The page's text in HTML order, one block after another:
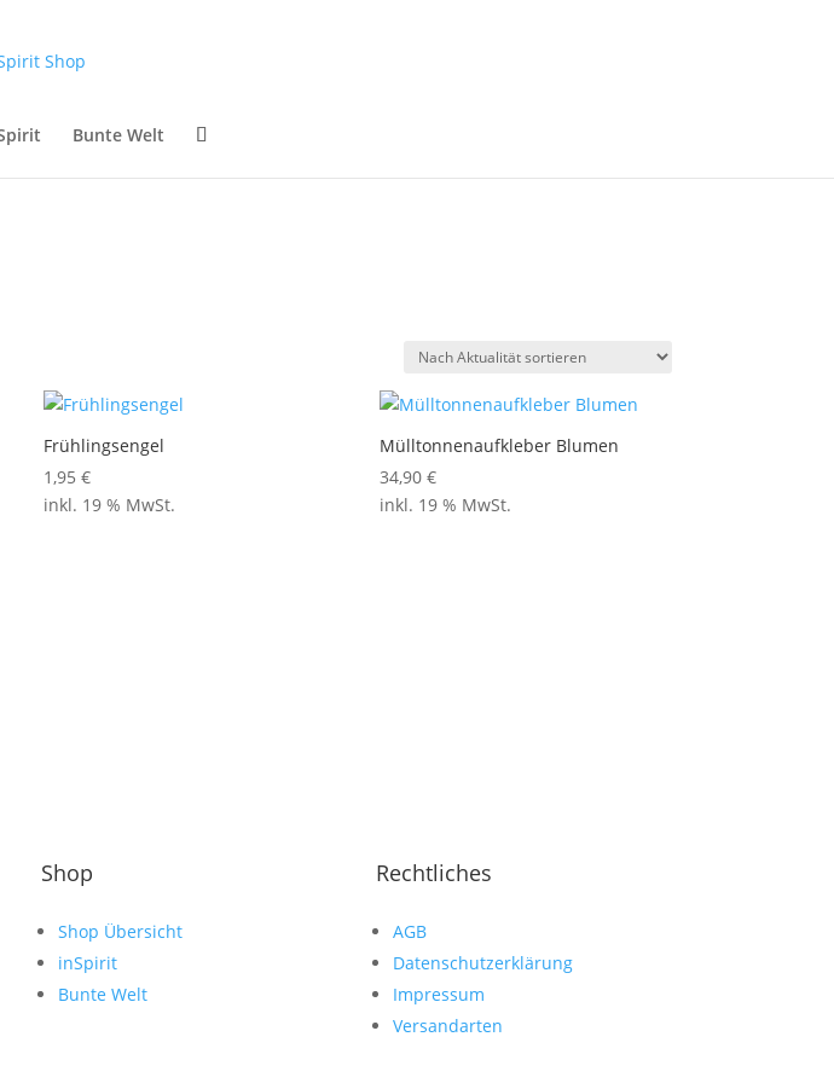
Bunte Welt
Frühlingsengel
1,95€
inkl. 19 % MwSt.
Mülltonnenaufkleber Blumen
34,90€
inkl. 19 % MwSt.
Shop
Shop Übersicht
inSpirit
Bunte Welt
Rechtliches
AGB
Datenschutzerklärung
Impressum
Versandarten